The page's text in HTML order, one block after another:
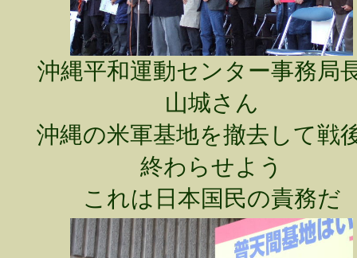
沖縄平和運動センター事務
山城さん
沖縄の米軍基地を撤去して戦
終わらせよう
これは日本国民の責務だ